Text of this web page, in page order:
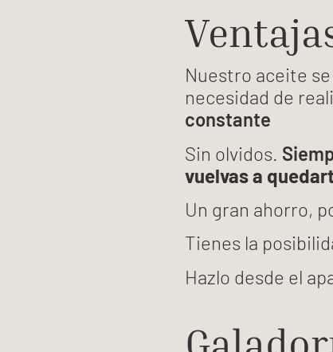
Nuestro aceite
necesidad de
constante
Sin olvidos.
vuelvas a
Un gran ahorro,
Tienes la
Hazlo desde el